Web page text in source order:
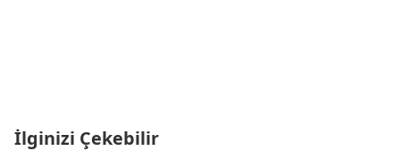
İlginizi Çekebilir